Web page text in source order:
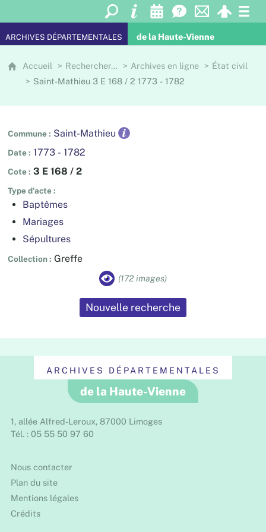
ARCHIVES DÉPARTEMENTALES de la Haute-Vienne
Accueil Rechercher… Archives en ligne
État civil
Saint-Mathieu 3 E 168 / 2 1773 - 1782
Commune Saint-Mathieu
Date 1773 - 1782
Cote 3 E 168 / 2
Type d'acte
Baptêmes
Mariages
Sépultures
Collection Greffe
(172 images)
Nouvelle recherche
ARCHIVES DÉPARTEMENTALES
de la Haute-Vienne
1, allée Alfred-Leroux, 87000 Limoges
Tél. : 05 55 50 97 60
Nous contacter
Plan du site
Mentions légales
Crédits